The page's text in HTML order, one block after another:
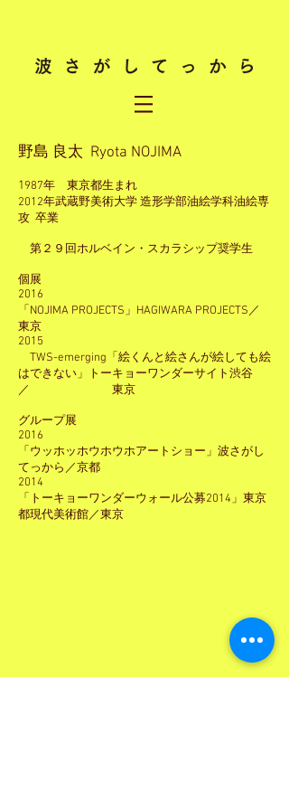
野島 良太 Ryota NOJIMA
1987年 東京都生まれ
2012年武蔵野美術大学 造形学部油絵学科油絵専
攻 卒業
第２９回ホルベイン・スカラシップ奨学生
個展
2016
「NOJIMA PROJECTS」HAGIWARA PROJECTS／
東京
2015
TWS-emerging「絵くんと絵さんが絵しても絵
はできない」トーキョーワンダーサイト渋谷
／ 東京
グループ展
2016
「ウッホッホウホウホアートショー」波さがし
てっから／京都
2014
「トーキョーワンダーウォール公募2014」東京
都現代美術館／東京